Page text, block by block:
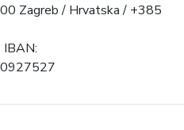
Zagreb / Hrvatska / +385